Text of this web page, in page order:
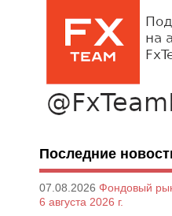
Последние
07.08.2026 Фондовый
6 августа 2026 г.